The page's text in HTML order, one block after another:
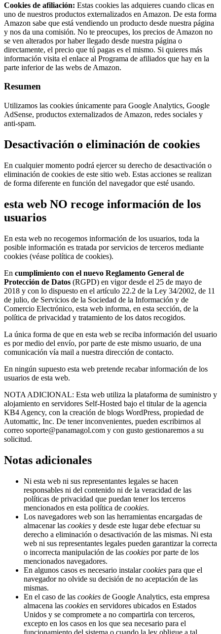
Cookies de afiliación: Estas cookies las adquieres cuando clicas en
uno de nuestros productos externalizados en Amazon. De esta forma
Amazon sabe que está vendiendo un producto desde nuestra página
y nos da una comisión. No te preocupes, los precios de Amazon no
se ven alterados por haber llegado desde nuestra página o
directamente, el precio que tú pagas es el mismo. Si quieres más
información visita el enlace al Programa de afiliados que hay en la
parte inferior de las webs de Amazon.
Resumen
Utilizamos las cookies únicamente para Google Analytics, Google
AdSense, productos externalizados de Amazon, redes sociales y
anti-spam.
Desactivación o eliminación de cookies
En cualquier momento podrá ejercer su derecho de desactivación o
eliminación de cookies de este sitio web. Estas acciones se realizan
de forma diferente en función del navegador que esté usando.
esta web NO recoge información de los
usuarios
En esta web no recogemos información de los usuarios, toda la
posible información es tratada por servicios de terceros mediante
cookies (véase política de cookies).
En cumplimiento con el nuevo Reglamento General de
Protección de Datos (RGPD) en vigor desde el 25 de mayo de
2018 y con lo dispuesto en el artículo 22.2 de la Ley 34/2002, de 11
de julio, de Servicios de la Sociedad de la Información y de
Comercio Electrónico, esta web informa, en esta sección, de la
política de privacidad y tratamiento de los datos recogidos.
La única forma de que en esta web se reciba información del usuario
es por medio del envío, por parte de este mismo usuario, de una
comunicación vía mail a nuestra dirección de contacto.
En ningún supuesto esta web pretende recabar información de los
usuarios de esta web.
NOTA ADICIONAL: Esta web utiliza la plataforma de suministro y
alojamiento en servidores Self-Hosted bajo el titular de la agencia
KB4 Agency, con la creación de blogs WordPress, propiedad de
Automattic, Inc. De tener inconvenientes, pueden escribirnos al
correo soporte@panamagol.com y con gusto gestionaremos a su
solicitud.
Notas adicionales
Ni esta web ni sus representantes legales se hacen
responsables ni del contenido ni de la veracidad de las
políticas de privacidad que puedan tener los terceros
mencionados en esta política de cookies.
Los navegadores web son las herramientas encargadas de
almacenar las cookies y desde este lugar debe efectuar su
derecho a eliminación o desactivación de las mismas. Ni esta
web ni sus representantes legales pueden garantizar la correcta
o incorrecta manipulación de las cookies por parte de los
mencionados navegadores.
En algunos casos es necesario instalarcookies para que el
navegador no olvide su decisión de no aceptación de las
mismas.
En el caso de las cookies de Google Analytics, esta empresa
almacena las cookies en servidores ubicados en Estados
Unidos y se compromete a no compartirla con terceros,
excepto en los casos en los que sea necesario para el
funcionamiento del sistema o cuando la ley obligue a tal